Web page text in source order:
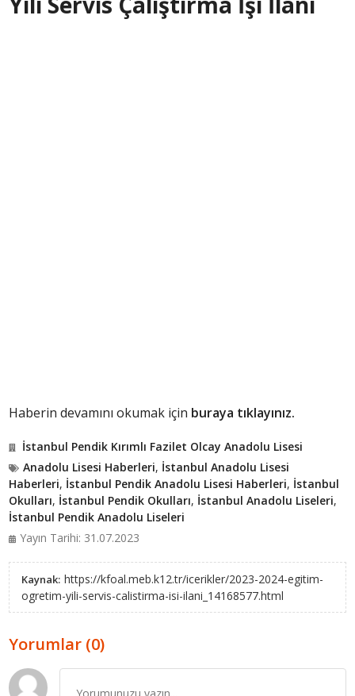
Haberin devamını okumak için buraya tıklayınız.
İstanbul Pendik Kırımlı Fazilet Olcay Anadolu Lisesi
Anadolu Lisesi Haberleri, İstanbul Anadolu Lisesi
Haberleri, İstanbul Pendik Anadolu Lisesi Haberleri, İstanbul
Okulları, İstanbul Pendik Okulları, İstanbul Anadolu Liseleri,
İstanbul Pendik Anadolu Liseleri
Yayın Tarihi: 31.07.2023
Kaynak: https://kfoal.meb.k12.tr/icerikler/2023-2024-egitim-
ogretim-yili-servis-calistirma-isi-ilani_14168577.html
Yorumlar (0)